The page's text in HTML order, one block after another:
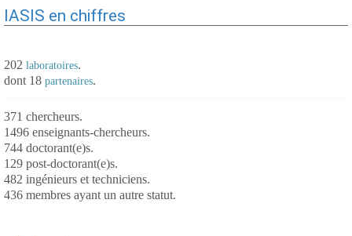
IASIS en chiffres
202 laboratoires.
dont 18 partenaires.
371 chercheurs.
1496 enseignants-chercheurs.
744 doctorant(e)s.
129 post-doctorant(e)s.
482 ingénieurs et techniciens.
436 membres ayant un autre statut.